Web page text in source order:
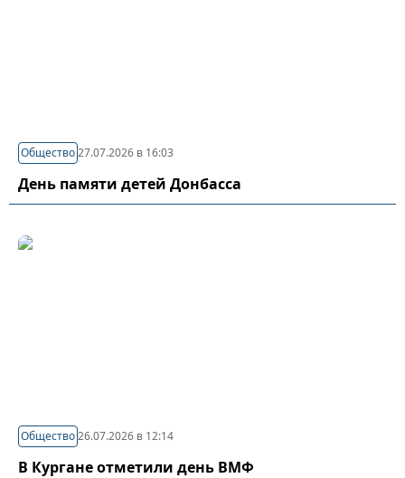
Общество27.07.2026 в 16:03
День памяти детей Донбасса
Общество26.07.2026 в 12:14
В Кургане отметили день ВМФ